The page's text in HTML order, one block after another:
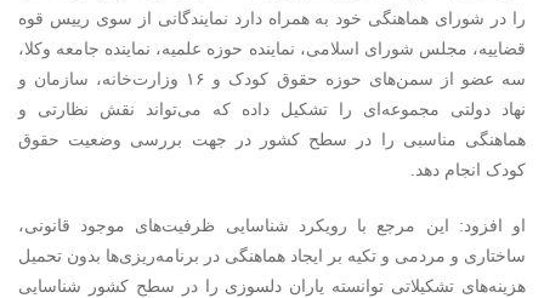
را در شورای هماهنگی خود به همراه دارد نمایندگانی از سوی رییس قوه
قضاییه، مجلس شورای اسلامی، نماینده حوزه علمیه، نماینده جامعه وکلا،
سه عضو از سمن‌های حوزه حقوق کودک و ۱۶ وزارت‌خانه، سازمان و
نهاد دولتی مجموعه‌ای را تشکیل داده که می‌تواند نقش نظارتی و
هماهنگی مناسبی را در سطح کشور در جهت بررسی وضعیت حقوق
کودک انجام دهد.
او افزود: این مرجع با رویکرد شناسایی ظرفیت‌های موجود قانونی،
ساختاری و مردمی و تکیه بر ایجاد هماهنگی در برنامه‌ریزی‌ها بدون تحمیل
هزینه‌های تشکیلاتی توانسته یاران دلسوزی را در سطح کشور شناسایی